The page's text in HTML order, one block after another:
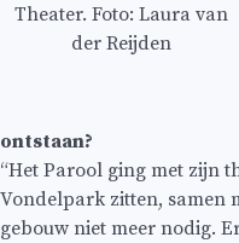
Theater. Foto: Laura van
der Reijden
ontstaan?
“Het Parool ging met zijn
Vondelpark zitten, samen
gebouw niet meer nodig.